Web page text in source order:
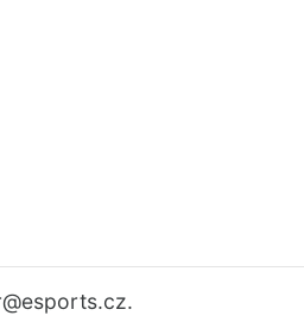
@esports.cz.